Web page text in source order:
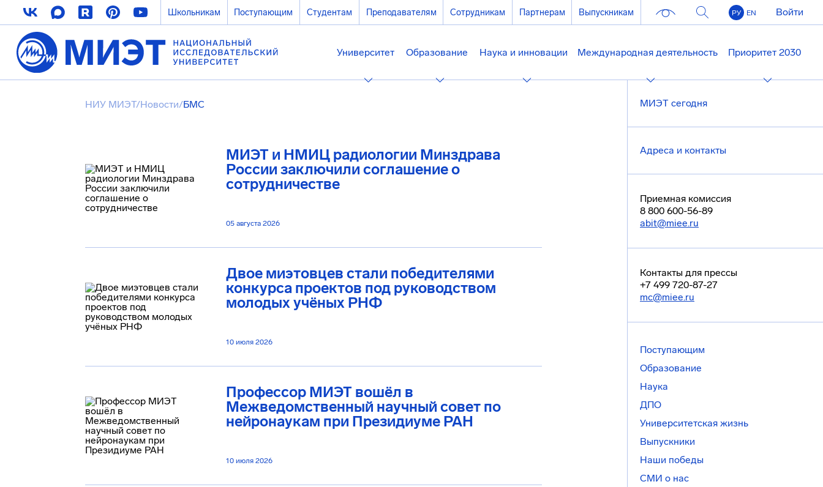
Школьникам Поступающим Студентам Преподавателям Сотрудникам Партнерам Выпускникам РУ EN Войти
Университет Образование Наука и инновации Международная деятельность Приоритет 2030
НИУ МИЭТ/Новости/БМС
МИЭТ и НМИЦ радиологии Минздрава
России заключили соглашение о
сотрудничестве
05 августа 2026
Двое миэтовцев стали победителями
конкурса проектов под руководством
молодых учёных РНФ
10 июля 2026
Профессор МИЭТ вошёл в
Межведомственный научный совет по
нейронаукам при Президиуме РАН
10 июля 2026
МИЭТ сегодня
Адреса и контакты
Приемная комиссия
8 800 600-56-89
abit@miee.ru
Контакты для прессы
+7 499 720-87-27
mc@miee.ru
Поступающим
Образование
Наука
ДПО
Университетская жизнь
Выпускники
Наши победы
СМИ о нас